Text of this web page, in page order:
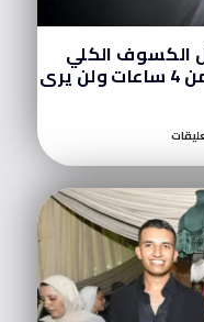
الكلي
للشمس الأربعاء.. يستمر أكثر من 4 ساعات ولن يرى